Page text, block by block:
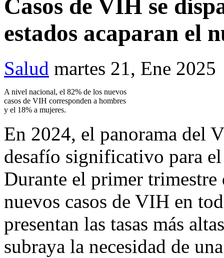
Casos de VIH se
estados acaparan el
Salud martes 21, Ene 2025
A nivel nacional, el 82% de los nuevos
casos de VIH corresponden a hombres
y el 18% a mujeres.
En 2024, el panorama del
desafío significativo para
Durante el primer
nuevos casos de VIH en
presentan las tasas más
subraya la necesidad de